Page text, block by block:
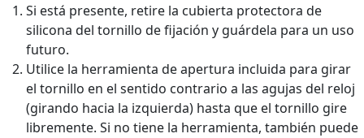
Si está presente, retire la cubierta protectora de
silicona del tornillo de fijación y guárdela para un uso
futuro.
Utilice la herramienta de apertura incluida para girar
el tornillo en el sentido contrario a las agujas del reloj
(girando hacia la izquierda) hasta que el tornillo gire
libremente. Si no tiene la herramienta, también puede